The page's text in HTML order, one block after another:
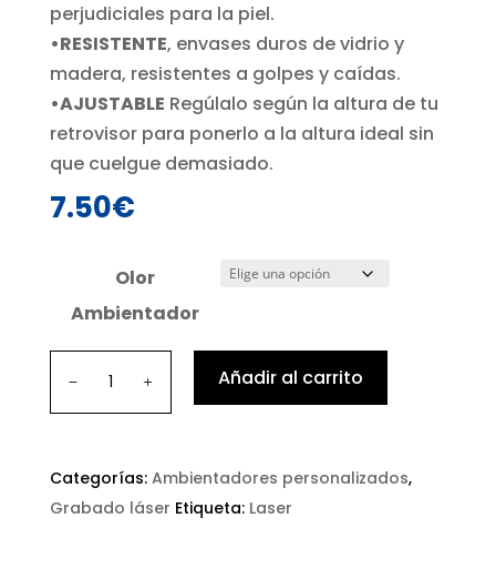
perjudiciales para la piel.
•RESISTENTE, envases duros de vidrio y
madera, resistentes a golpes y caídas.
•AJUSTABLE Regúlalo según la altura de tu
retrovisor para ponerlo a la altura ideal sin
que cuelgue demasiado.
7.50€
Olor
Ambientador
personalizados
cantidad
Añadir al carrito
Categorías: Ambientadores personalizados,
Grabado láser Etiqueta: Laser